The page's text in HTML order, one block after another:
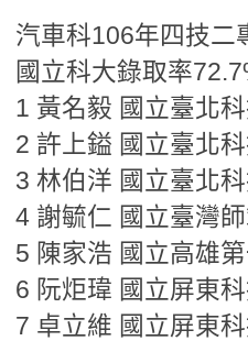
汽車科106年四技二
國立科大錄取率
1 黃名毅 國立臺北
2 許上鎰 國立臺北
3 林伯洋 國立臺北
4 謝毓仁 國立臺灣
5 陳家浩 國立高雄
6 阮炬瑋 國立屏東
7 卓立維 國立屏東